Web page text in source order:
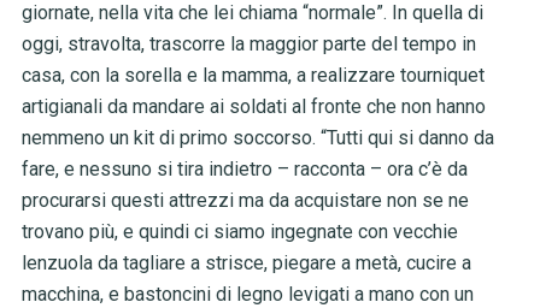
giornate, nella vita che lei chiama “normale”. In quella di
oggi, stravolta, trascorre la maggior parte del tempo in
casa, con la sorella e la mamma, a realizzare tourniquet
artigianali da mandare ai soldati al fronte che non hanno
nemmeno un kit di primo soccorso. “Tutti qui si danno da
fare, e nessuno si tira indietro – racconta – ora c’è da
procurarsi questi attrezzi ma da acquistare non se ne
trovano più, e quindi ci siamo ingegnate con vecchie
lenzuola da tagliare a strisce, piegare a metà, cucire a
macchina, e bastoncini di legno levigati a mano con un